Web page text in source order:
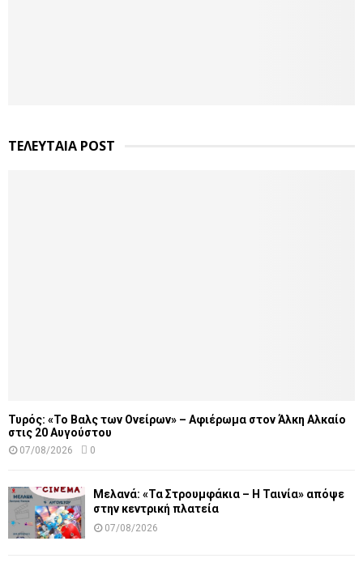
ΤΕΛΕΥΤΑΙΑ POST
Τυρός: «Το Βαλς των Ονείρων» – Αφιέρωμα στον Άλκη Αλκαίο
στις 20 Αυγούστου
07/08/2026 0
Μελανά: «Τα Στρουμφάκια – Η Ταινία» απόψε
στην κεντρική πλατεία
07/08/2026